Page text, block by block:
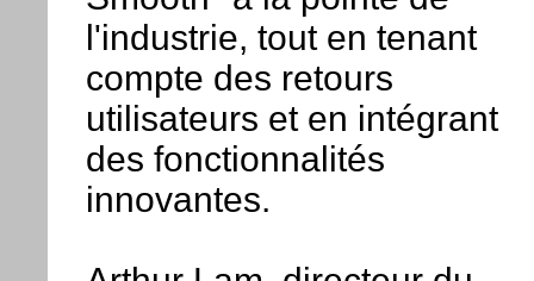
l'industrie, tout en tenant
compte des retours
utilisateurs et en intégrant
des fonctionnalités
innovantes.